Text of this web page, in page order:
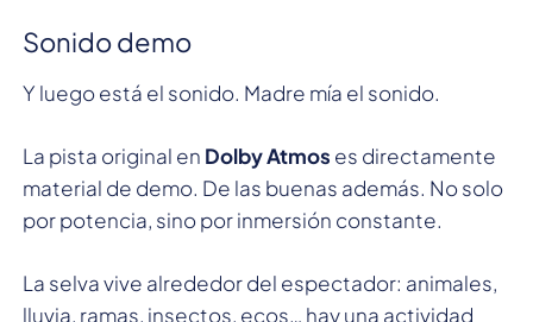
Sonido demo
Y luego está el sonido. Madre mía el sonido.
La pista original en Dolby Atmos es directamente
material de demo. De las buenas además. No solo
por potencia, sino por inmersión constante.
La selva vive alrededor del espectador: animales,
lluvia, ramas, insectos, ecos… hay una actividad